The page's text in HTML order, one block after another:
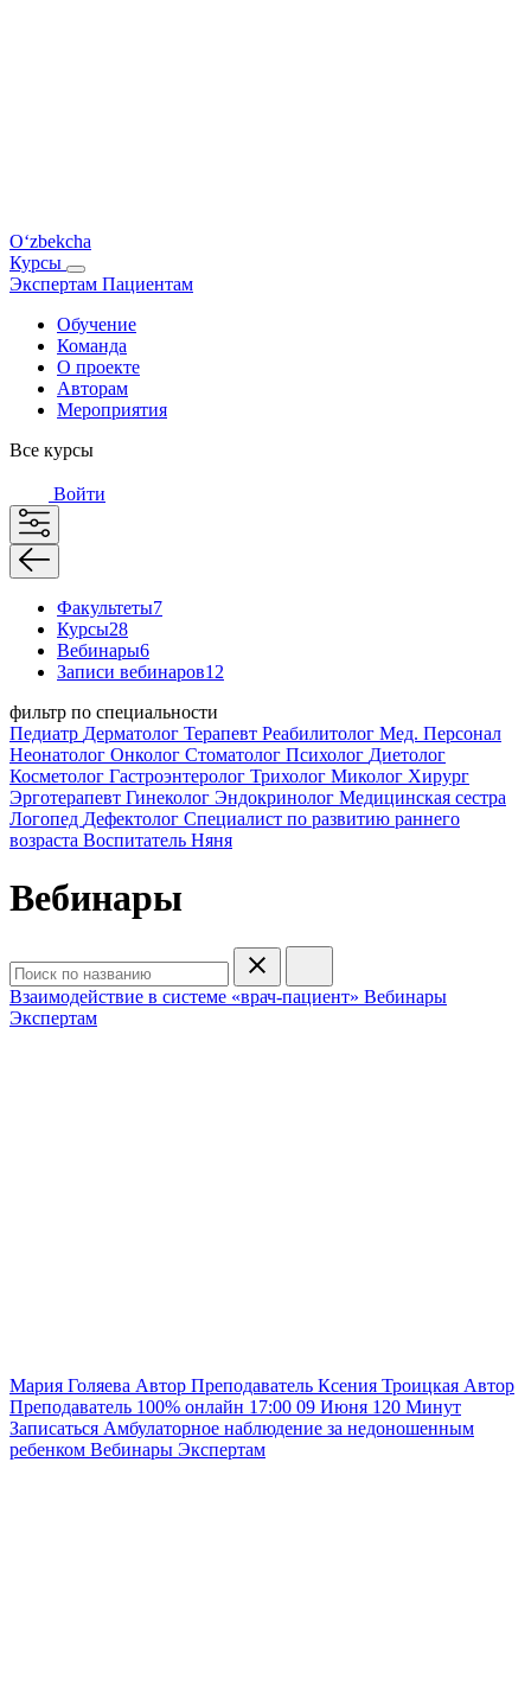
O‘zbekcha
Курсы
Экспертам Пациентам
Обучение
Команда
О проекте
Авторам
Мероприятия
Все курсы
Войти
Факультеты7
Курсы28
Вебинары6
Записи вебинаров12
фильтр по специальности
Педиатр Дерматолог Терапевт Реабилитолог Мед. Персонал
Неонатолог Онколог Стоматолог Психолог Диетолог
Косметолог Гастроэнтеролог Трихолог Миколог Хирург
Эрготерапевт Гинеколог Эндокринолог Медицинская сестра
Логопед Дефектолог Специалист по развитию раннего
возраста Воспитатель Няня
Вебинары
Взаимодействие в системе «врач-пациент» Вебинары
Экспертам
Мария Голяева Автор Преподаватель Ксения Троицкая Автор
Преподаватель 100% онлайн 17:00 09 Июня 120 Минут
Записаться Амбулаторное наблюдение за недоношенным
ребенком Вебинары Экспертам